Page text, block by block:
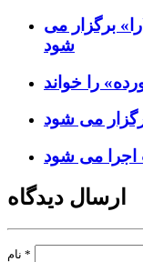
برگزار می
شود
را خواند
می شود
می شود
ارسال دیدگاه
*